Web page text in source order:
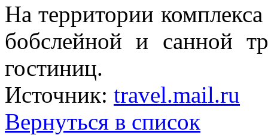
На территории
бобслейной и санной
гостиниц.
Источник: travel.mail.ru
Вернуться в список